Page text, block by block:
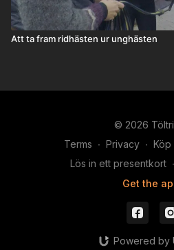
Att ta fram ridhästen ur unghästen
© 2026
Terms ∙ Privacy ∙
Lös in ett presentkort ∙
Get the
Powered by